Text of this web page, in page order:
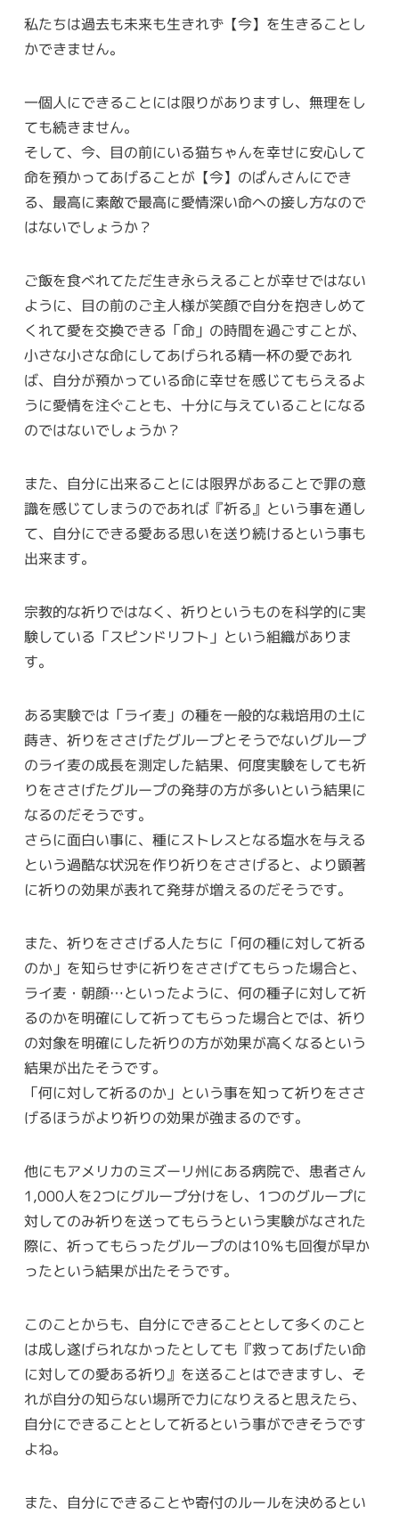
私たちは過去も未来も生きれず【今】を生きることし
かできません。
一個人にできることには限りがありますし、無理をし
ても続きません。
そして、今、目の前にいる猫ちゃんを幸せに安心して
命を預かってあげることが【今】のぱんさんにでき
る、最高に素敵で最高に愛情深い命への接し方なので
はないでしょうか？
ご飯を食べれてただ生き永らえることが幸せではない
ように、目の前のご主人様が笑顔で自分を抱きしめて
くれて愛を交換できる「命」の時間を過ごすことが、
小さな小さな命にしてあげられる精一杯の愛であれ
ば、自分が預かっている命に幸せを感じてもらえるよ
うに愛情を注ぐことも、十分に与えていることになる
のではないでしょうか？
また、自分に出来ることには限界があることで罪の意
識を感じてしまうのであれば『祈る』という事を通し
て、自分にできる愛ある思いを送り続けるという事も
出来ます。
宗教的な祈りではなく、祈りというものを科学的に実
験している「スピンドリフト」という組織がありま
す。
ある実験では「ライ麦」の種を一般的な栽培用の土に
蒔き、祈りをささげたグループとそうでないグループ
のライ麦の成長を測定した結果、何度実験をしても祈
りをささげたグループの発芽の方が多いという結果に
なるのだそうです。
さらに面白い事に、種にストレスとなる塩水を与える
という過酷な状況を作り祈りをささげると、より顕著
に祈りの効果が表れて発芽が増えるのだそうです。
また、祈りをささげる人たちに「何の種に対して祈る
のか」を知らせずに祈りをささげてもらった場合と、
ライ麦・朝顔…といったように、何の種子に対して祈
るのかを明確にして祈ってもらった場合とでは、祈り
の対象を明確にした祈りの方が効果が高くなるという
結果が出たそうです。
「何に対して祈るのか」という事を知って祈りをささ
げるほうがより祈りの効果が強まるのです。
他にもアメリカのミズーリ州にある病院で、患者さん
1,000人を2つにグループ分けをし、1つのグループに
対してのみ祈りを送ってもらうという実験がなされた
際に、祈ってもらったグループのは10％も回復が早か
ったという結果が出たそうです。
このことからも、自分にできることとして多くのこと
は成し遂げられなかったとしても『救ってあげたい命
に対しての愛ある祈り』を送ることはできますし、そ
れが自分の知らない場所で力になりえると思えたら、
自分にできることとして祈るという事ができそうです
よね。
また、自分にできることや寄付のルールを決めるとい